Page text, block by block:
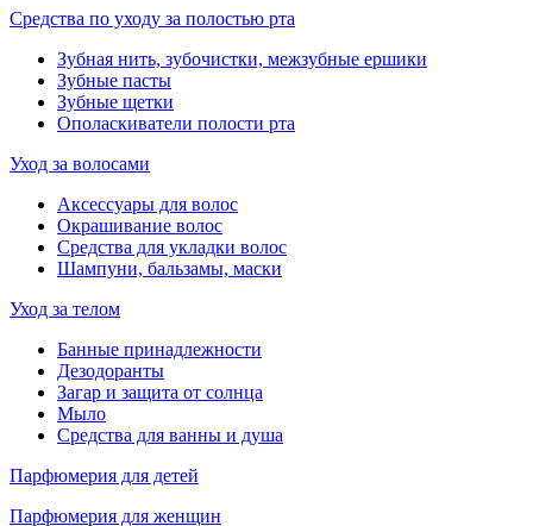
Средства по уходу за полостью рта
Зубная нить, зубочистки, межзубные ершики
Зубные пасты
Зубные щетки
Ополаскиватели полости рта
Уход за волосами
Аксессуары для волос
Окрашивание волос
Средства для укладки волос
Шампуни, бальзамы, маски
Уход за телом
Банные принадлежности
Дезодоранты
Загар и защита от солнца
Мыло
Средства для ванны и душа
Парфюмерия для детей
Парфюмерия для женщин